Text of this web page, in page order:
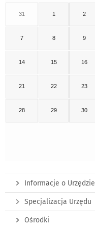
31 1 2
7 8 9
14 15 16
21 22 23
28 29 30
Informacje o Urzędzie
Specjalizacja Urzędu
Ośrodki